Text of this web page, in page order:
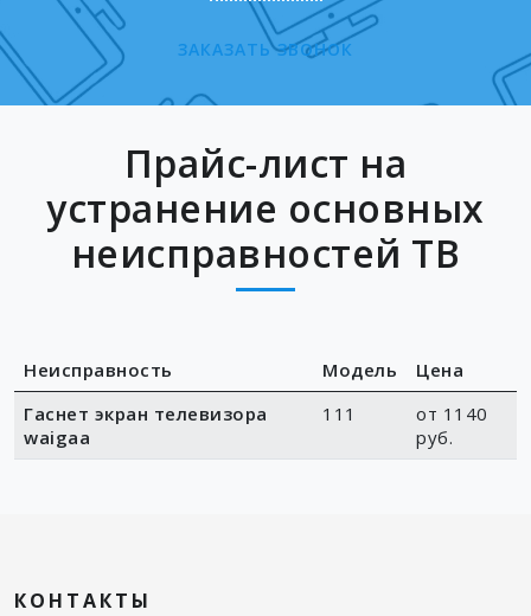
ЗАКАЗАТЬ ЗВОНОК
Прайс-лист на
устранение основных
неисправностей ТВ
Неисправность Модель
Цена
Гаснет экран телевизора
waigaa
111
от 1140
руб.
КОНТАКТЫ